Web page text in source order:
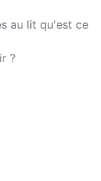
au lit qu'est ce
?